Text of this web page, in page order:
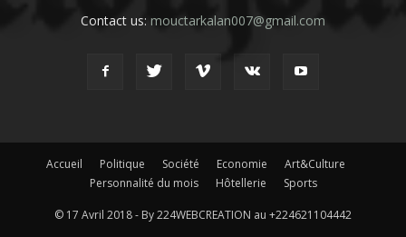
Contact us: mouctarkalan007@gmail.com
Accueil Politique Société Economie
Art&Culture
Personnalité du mois
Hôtellerie Sports
© 17 Avril 2018 - By 224WEBCREATION au +224621104442